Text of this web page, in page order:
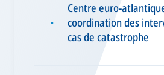
▪
Centre euro-
coordination des
cas de catastrophe